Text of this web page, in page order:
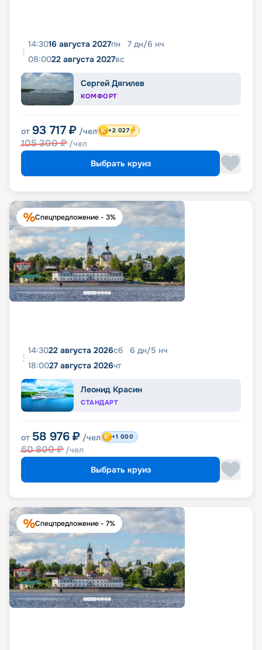
14:3016 августа 2027пн 7 дн/6 нч
08:0022 августа 2027вс
Сергей Дягилев
КОМФОРТ
от 93 717 ₽ /чел
105 300₽ /чел
+2 027
Выбрать круиз
Спецпредложение - 3%
14:3022 августа 2026сб 6 дн/5 нч
18:0027 августа 2026чт
Леонид Красин
СТАНДАРТ
от 58 976 ₽ /чел
60 800₽ /чел
+1 000
Выбрать круиз
Спецпредложение - 7%